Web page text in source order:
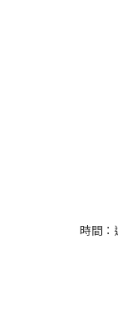
時間：